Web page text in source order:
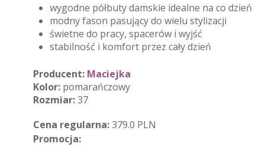
wygodne półbuty damskie idealne na co dzień
modny fason pasujący do wielu stylizacji
świetne do pracy, spacerów i wyjść
stabilność i komfort przez cały dzień
Producent: Maciejka
Kolor: pomarańczowy
Rozmiar:37
Cena regularna:379.0 PLN
Promocja: